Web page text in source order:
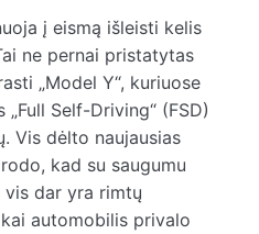
į eismą išleisti kelis
ne pernai pristatytas
„Model Y“, kuriuose
Self-Driving“ (FSD)
Vis dėlto naujausias
kad su saugumu
dar yra rimtų
automobilis privalo